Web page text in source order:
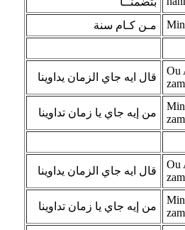
مـن كـام سنة
Min
قال ايه جاي الزمان يداوينا
Ou
من إيه جاي يا زمان تداوينا
قال ايه جاي الزمان يداوينا
Ou
من إيه جاي يا زمان تداوينا